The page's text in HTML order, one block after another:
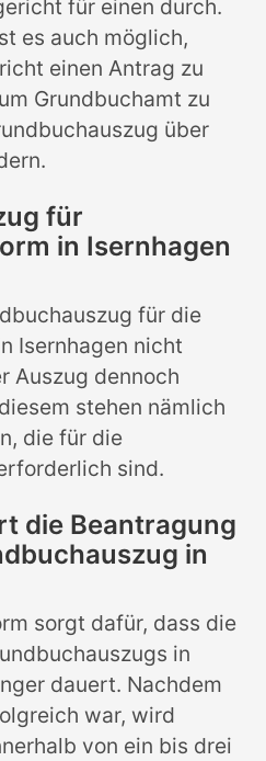
für einen durch.
es auch möglich,
einen Antrag zu
Grundbuchamt zu
über
für
in Isernhagen
für die
Isernhagen nicht
Auszug dennoch
stehen nämlich
die für die
sind.
die Beantragung
in
sorgt dafür, dass die
in
dauert. Nachdem
war, wird
von ein bis drei